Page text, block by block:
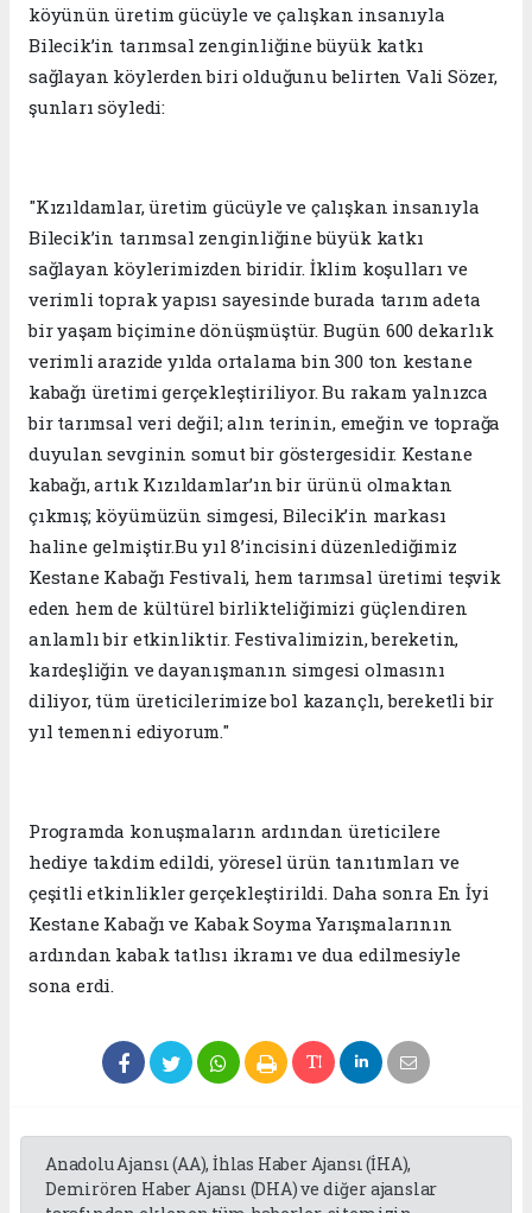
köyünün üretim gücüyle ve çalışkan insanıyla
Bilecik’in tarımsal zenginliğine büyük katkı
sağlayan köylerden biri olduğunu belirten Vali Sözer,
şunları söyledi:
"Kızıldamlar, üretim gücüyle ve çalışkan insanıyla
Bilecik’in tarımsal zenginliğine büyük katkı
sağlayan köylerimizden biridir. İklim koşulları ve
verimli toprak yapısı sayesinde burada tarım adeta
bir yaşam biçimine dönüşmüştür. Bugün 600 dekarlık
verimli arazide yılda ortalama bin 300 ton kestane
kabağı üretimi gerçekleştiriliyor. Bu rakam yalnızca
bir tarımsal veri değil; alın terinin, emeğin ve toprağa
duyulan sevginin somut bir göstergesidir. Kestane
kabağı, artık Kızıldamlar’ın bir ürünü olmaktan
çıkmış; köyümüzün simgesi, Bilecik’in markası
haline gelmiştir.Bu yıl 8’incisini düzenlediğimiz
Kestane Kabağı Festivali, hem tarımsal üretimi teşvik
eden hem de kültürel birlikteliğimizi güçlendiren
anlamlı bir etkinliktir. Festivalimizin, bereketin,
kardeşliğin ve dayanışmanın simgesi olmasını
diliyor, tüm üreticilerimize bol kazançlı, bereketli bir
yıl temenni ediyorum."
Programda konuşmaların ardından üreticilere
hediye takdim edildi, yöresel ürün tanıtımları ve
çeşitli etkinlikler gerçekleştirildi. Daha sonra En İyi
Kestane Kabağı ve Kabak Soyma Yarışmalarının
ardından kabak tatlısı ikramı ve dua edilmesiyle
sona erdi.
Anadolu Ajansı (AA), İhlas Haber Ajansı (İHA),
Demirören Haber Ajansı (DHA) ve diğer ajanslar